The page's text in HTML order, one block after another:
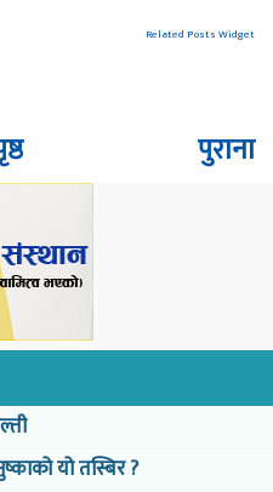
Related Posts Widget
पुराना
यो तस्बिर ?